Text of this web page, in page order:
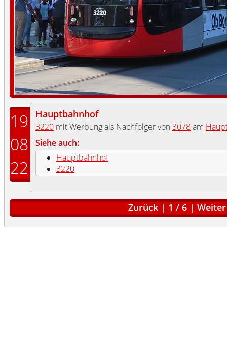
19
08
22
Hauptbahnhof
3220 mit Werbung als Nachfolger von3078am
Siehe auch:
Hauptbahnhof
3220
Zurück | 1 / 6 | Weiter